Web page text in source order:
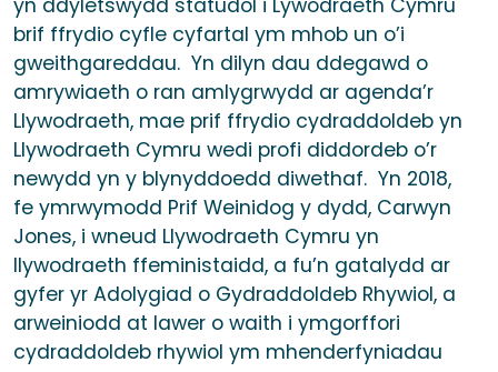
brif ffrydio cyfle cyfartal ym mhob un o’i
gweithgareddau. Yn dilyn dau ddegawd o
amrywiaeth o ran amlygrwydd ar agenda’r
Llywodraeth, mae prif ffrydio cydraddoldeb yn
Llywodraeth Cymru wedi profi diddordeb o’r
newydd yn y blynyddoedd diwethaf. Yn 2018,
fe ymrwymodd Prif Weinidog y dydd, Carwyn
Jones, i wneud Llywodraeth Cymru yn
llywodraeth ffeministaidd, a fu’n gatalydd ar
gyfer yr Adolygiad o Gydraddoldeb Rhywiol, a
arweiniodd at lawer o waith i ymgorffori
cydraddoldeb rhywiol ym mhenderfyniadau